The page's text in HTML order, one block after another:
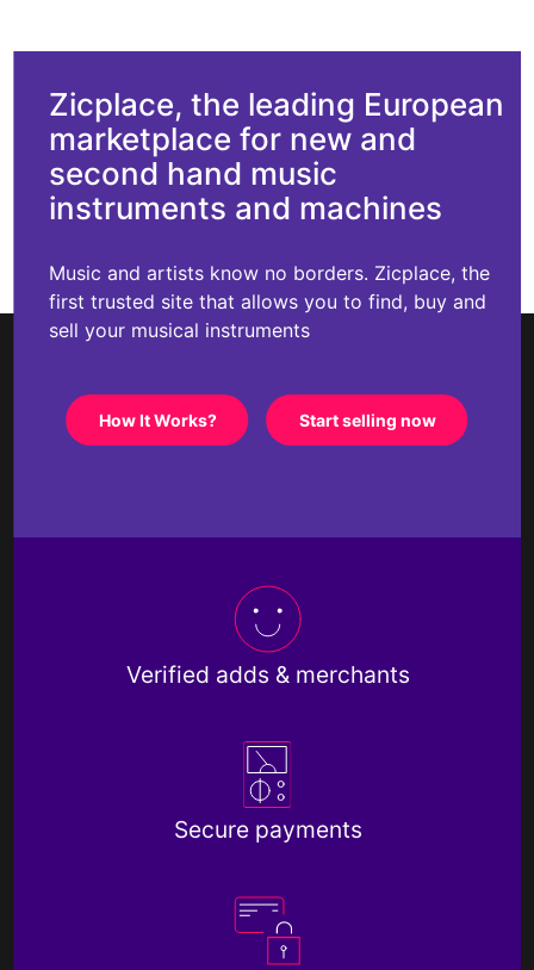
Zicplace, the leading European
marketplace for new and
second hand music
instruments and machines
Music and artists know no borders. Zicplace, the
first trusted site that allows you to find, buy and
sell your musical instruments
How It Works? Start selling now
Verified adds & merchants
Secure payments